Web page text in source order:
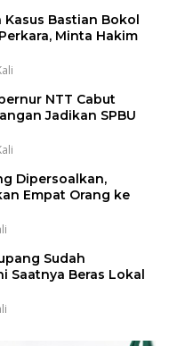
Bastian Bokol
Minta Hakim
NTT Cabut
Jadikan SPBU
Dipersoalkan,
Empat Orang ke
Sudah
Saatnya Beras Lokal